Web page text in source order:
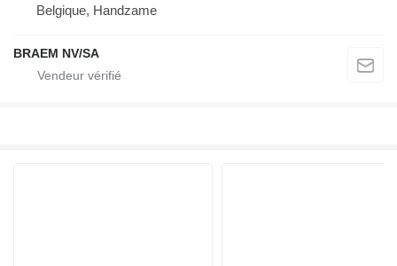
Belgique, Handzame
BRAEM NV/SA